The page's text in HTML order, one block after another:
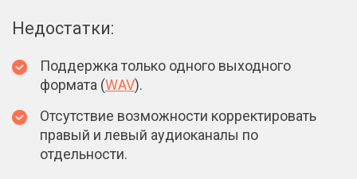
Недостатки:
Поддержка только одного выходного
формата (WAV).
Отсутствие возможности корректировать
правый и левый аудиоканалы по
отдельности.